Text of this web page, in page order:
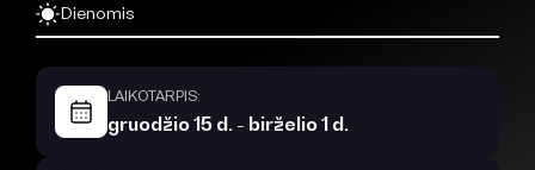
Dienomis
LAIKOTARPIS:
gruodžio 15 d. - birželio 1 d.